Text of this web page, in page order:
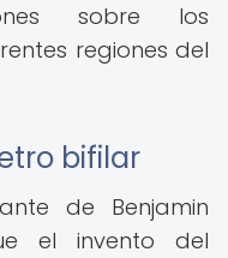
sobre los
regiones del
bifilar
de Benjamin
el invento del